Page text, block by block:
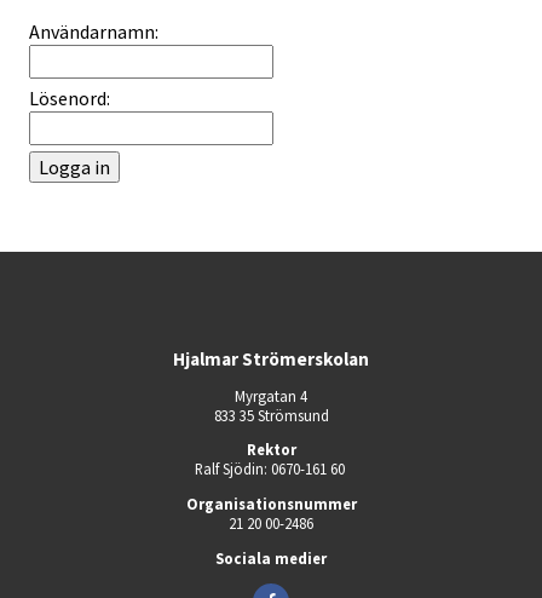
Inloggning
Användarnamn:
Lösenord:
Hjalmar Strömerskolan
Myrgatan 4
833 35 Strömsund
Rektor
Ralf Sjödin: 0670-161 60
Organisationsnummer
21 20 00-2486
Sociala medier